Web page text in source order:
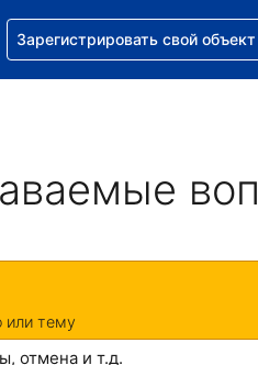
валюта — Доллар
Текущий язык — На
помощь с
Зарегистрировать свой объект
или тему